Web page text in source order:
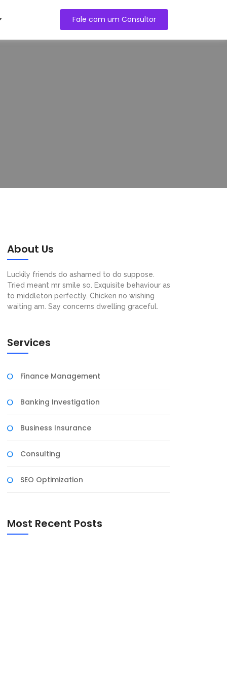
Fale com um Consultor
About Us
Luckily friends do ashamed to do suppose.
Tried meant mr smile so. Exquisite behaviour as
to middleton perfectly. Chicken no wishing
waiting am. Say concerns dwelling graceful.
Services
Finance Management
Banking Investigation
Business Insurance
Consulting
SEO Optimization
Most Recent Posts